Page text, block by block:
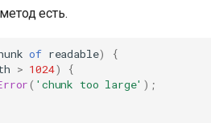
есть.
of readable)
{
> 1024)
{
( 'chunk too large' );